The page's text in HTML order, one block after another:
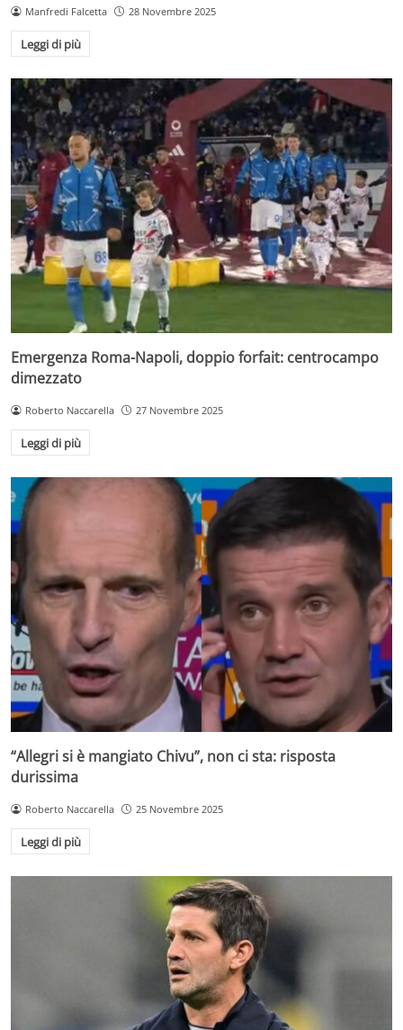
Manfredi Falcetta 28 Novembre 2025
Leggi di più
Emergenza Roma-Napoli, doppio forfait: centrocampo
dimezzato
Roberto Naccarella 27 Novembre 2025
Leggi di più
“Allegri si è mangiato Chivu”, non ci sta: risposta
durissima
Roberto Naccarella 25 Novembre 2025
Leggi di più